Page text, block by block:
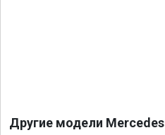
Другие модели Mercedes